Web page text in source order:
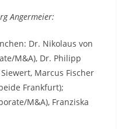
Angermeier:
Dr. Nikolaus von
M&A), Dr. Philipp
Marcus Fischer
Frankfurt);
M&A), Franziska